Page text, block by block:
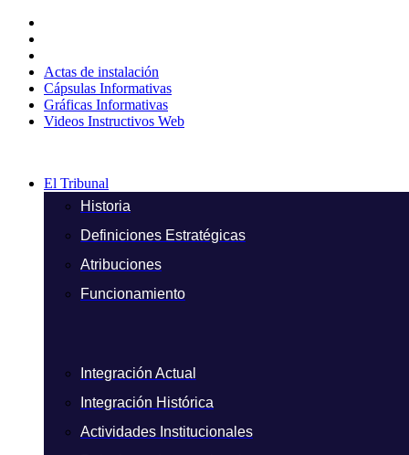
contenido
Actas de instalación
Cápsulas Informativas
Gráficas Informativas
Videos Instructivos Web
El Tribunal
Historia
Definiciones Estratégicas
Atribuciones
Funcionamiento
Integración Actual
Integración Histórica
Actividades Institucionales